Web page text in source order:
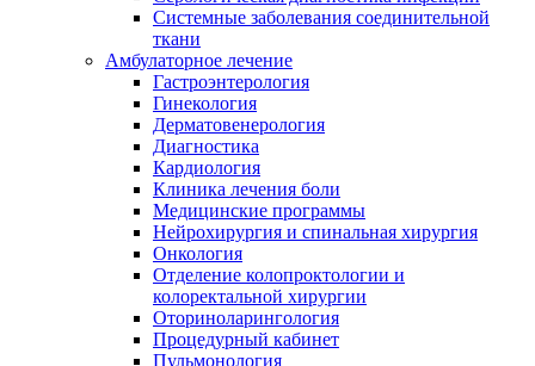
Системные заболевания соединительной
ткани
Амбулаторное лечение
Гастроэнтерология
Гинекология
Дерматовенерология
Диагностика
Кардиология
Клиника лечения боли
Медицинские программы
Нейрохирургия и спинальная хирургия
Онкология
Отделение колопроктологии и
колоректальной хирургии
Оториноларингология
Процедурный кабинет
Пульмонология